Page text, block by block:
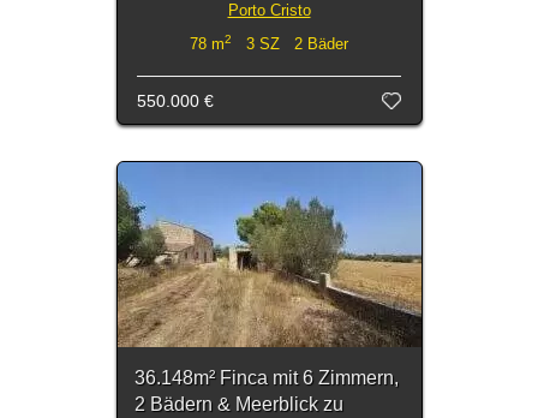
Porto Cristo
78 m2 3 SZ 2 Bäder
550.000 €
36.148m² Finca mit 6 Zimmern,
2 Bädern & Meerblick zu